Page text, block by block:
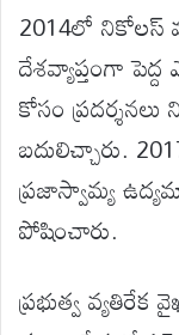
2014లో నికోలస్
దేశవ్యాప్తంగా పెద్ద
కోసం
బదులిచ్చారు.
ప్రజాస్వామ్య
పోషించారు.
ప్రభుత్వ